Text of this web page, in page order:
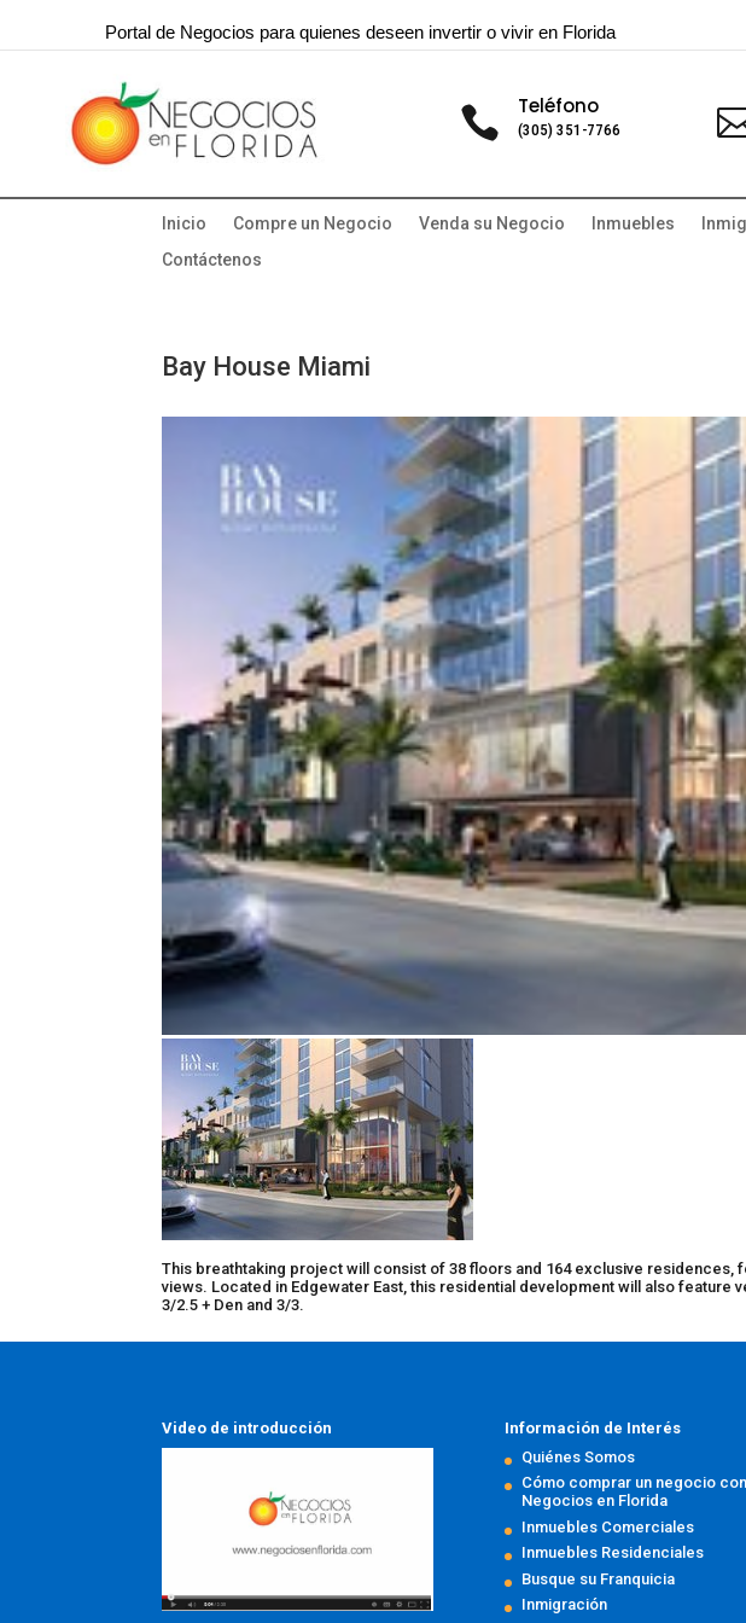
Portal de Negocios para quienes deseen invertir o vivir en Florida
 Teléfono
(305) 351-7766
Inicio Compre un Negocio Venda su Negocio Inmuebles
Contáctenos
Bay House Miami
This breathtaking project will consist of 38 floors and 164 exclusive residences,
views. Located in Edgewater East, this residential development will also feature
3/2.5 + Den and 3/3.
Video de introducción
Información de Interés
Quiénes Somos
Cómo comprar un negocio con
Negocios en Florida
Inmuebles Comerciales
Inmuebles Residenciales
Busque su Franquicia
Inmigración